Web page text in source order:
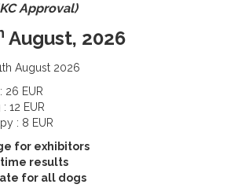
Approval)
August, 2026
August 2026
26 EUR
12 EUR
: 8 EUR
for exhibitors
results
for all dogs